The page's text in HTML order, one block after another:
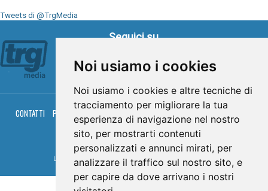
Noi usiamo i cookies
Noi usiamo i cookies e altre tecniche di
tracciamento per migliorare la tua
esperienza di navigazione nel nostro
sito, per mostrarti contenuti
personalizzati e annunci mirati, per
analizzare il traffico sul nostro sito, e
per capire da dove arrivano i nostri
Tweets di @TrgMedia
Seguici su
CONTATTI PRIVACY COOKIES PALINSESTO DIRETTA TV
DIRETTA RADIO
RGM HITRADIO
© TRG Media 2005-2026
Umbria Televisioni s.r.l. - P.I.00496230541 - www.trgmedia.it- Powered by